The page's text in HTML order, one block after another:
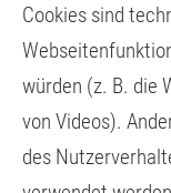
Cookies sind
würden (z. B. die
von Videos).
des